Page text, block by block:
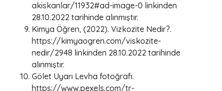
akiskanlar/11932#ad-image-0 linkinden
28.10.2022 tarihinde alınmıştır.
Kimya Öğren, (2022). Vizkozite Nedir?.
https://kimyaogren.com/viskozite-
nedir/2948 linkinden 28.10.2022 tarihinde
alınmıştır.
Gölet Uyarı Levha fotoğrafı.
https://www.pexels.com/tr-